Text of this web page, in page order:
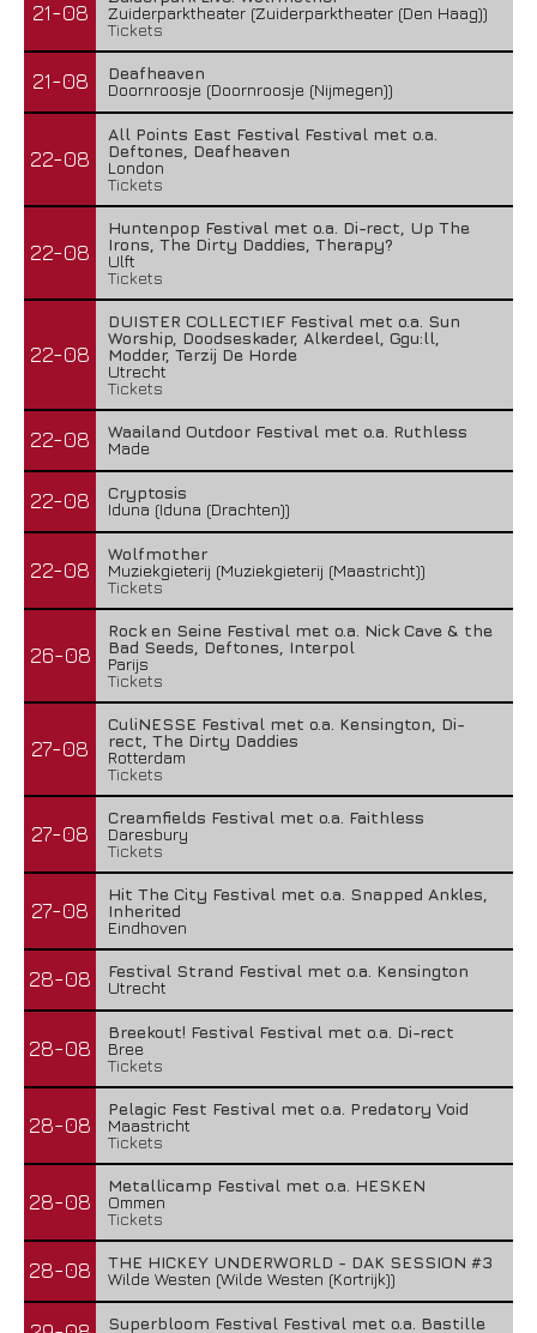
21-08
Zuiderparktheater (Zuiderparktheater (Den Haag))
Tickets
21-08
Deafheaven
Doornroosje (Doornroosje (Nijmegen))
22-08
All Points East Festival Festival met o.a.
Deftones, Deafheaven
London
Tickets
22-08
Huntenpop Festival met o.a. Di-rect, Up The
Irons, The Dirty Daddies, Therapy?
Ulft
Tickets
22-08
DUISTER COLLECTIEF Festival met o.a. Sun
Worship, Doodseskader, Alkerdeel, Ggu:ll,
Modder, Terzij De Horde
Utrecht
Tickets
22-08
Waailand Outdoor Festival met o.a. Ruthless
Made
22-08
Cryptosis
Iduna (Iduna (Drachten))
22-08
Wolfmother
Muziekgieterij (Muziekgieterij (Maastricht))
Tickets
26-08
Rock en Seine Festival met o.a. Nick Cave & the
Bad Seeds, Deftones, Interpol
Parijs
Tickets
27-08
CuliNESSE Festival met o.a. Kensington, Di-
rect, The Dirty Daddies
Rotterdam
Tickets
27-08
Creamfields Festival met o.a. Faithless
Daresbury
Tickets
27-08
Hit The City Festival met o.a. Snapped Ankles,
Inherited
Eindhoven
28-08
Festival Strand Festival met o.a. Kensington
Utrecht
28-08
Breekout! Festival Festival met o.a. Di-rect
Bree
Tickets
28-08
Pelagic Fest Festival met o.a. Predatory Void
Maastricht
Tickets
28-08
Metallicamp Festival met o.a. HESKEN
Ommen
Tickets
28-08
THE HICKEY UNDERWORLD - DAK SESSION #3
Wilde Westen (Wilde Westen (Kortrijk))
Superbloom Festival Festival met o.a. Bastille